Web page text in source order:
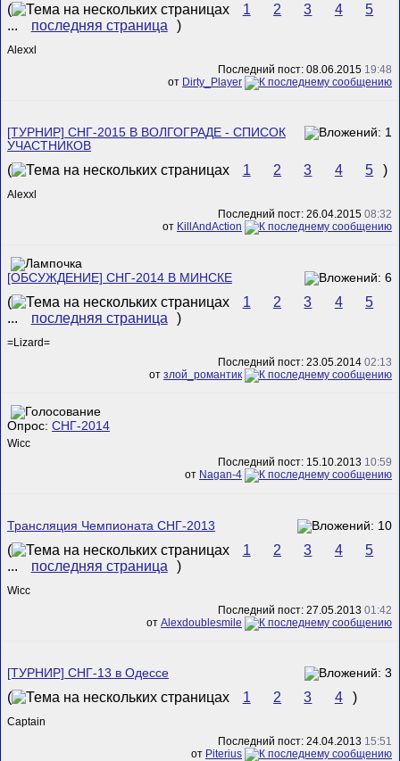
( 1 2 3 4
5
...
последняя страница )
Alexxl
Последний пост: 08.06.2015 19:48
от Dirty_Player
[ТУРНИР] СНГ-2015 В ВОЛГОГРАДЕ - СПИСОК
УЧАСТНИКОВ
( 1 2 3 4 5 )
Alexxl
Последний пост: 26.04.2015 08:32
от KillAndAction
[ОБСУЖДЕНИЕ] СНГ-2014 В МИНСКЕ
( 1 2 3 4
5
...
последняя страница )
=Lizard=
Последний пост: 23.05.2014 02:13
от злой_романтик
Опрос: СНГ-2014
Wicc
Последний пост: 15.10.2013 10:59
от Nagan-4
Трансляция Чемпионата СНГ-2013
( 1 2 3 4
5
...
последняя страница )
Wicc
Последний пост: 27.05.2013 01:42
от Alexdoublesmile
[ТУРНИР] СНГ-13 в Одессе
( 1 2 3 4 )
Captain
Последний пост: 24.04.2013 15:51
от Piterius